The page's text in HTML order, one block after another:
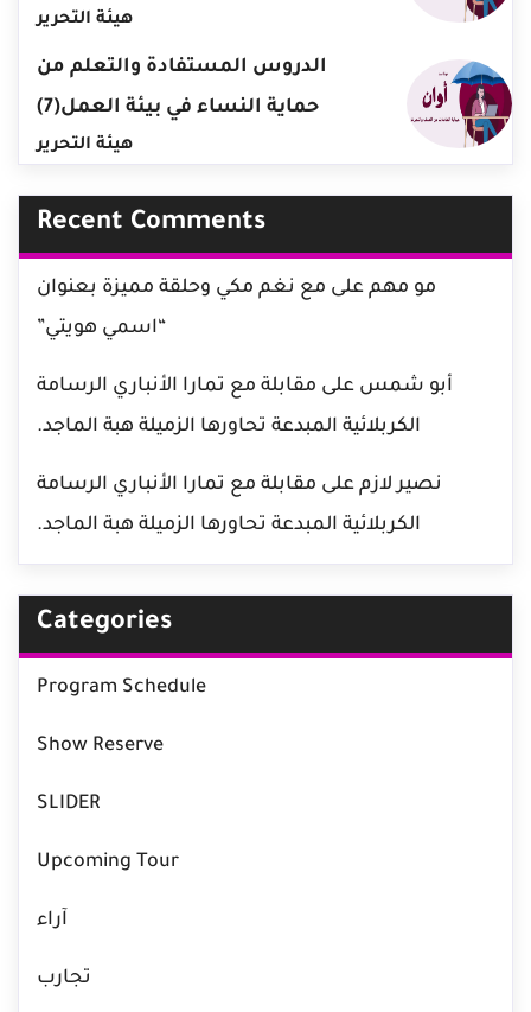
هيئة التحرير
الدروس المستفادة والتعلم من
حماية النساء في بيئة العمل(7)
هيئة التحرير
Recent Comments
مو مهم على مع نغم مكي وحلقة مميزة بعنوان
“اسمي هويتي”
أبو شمس على مقابلة مع تمارا الأنباري الرسامة
الكربلائية المبدعة تحاورها الزميلة هبة الماجد.
نصير لازم على مقابلة مع تمارا الأنباري الرسامة
الكربلائية المبدعة تحاورها الزميلة هبة الماجد.
Categories
Program Schedule
Show Reserve
SLIDER
Upcoming Tour
آراء
تجارب